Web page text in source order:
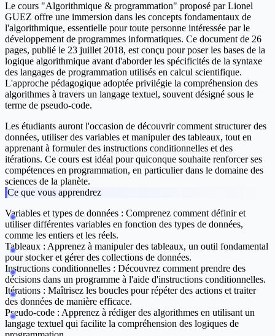
Le cours "Algorithmique & programmation" proposé par Lionel
GUEZ offre une immersion dans les concepts fondamentaux de
l'algorithmique, essentielle pour toute personne intéressée par le
développement de programmes informatiques. Ce document de 26
pages, publié le 23 juillet 2018, est conçu pour poser les bases de la
logique algorithmique avant d'aborder les spécificités de la syntaxe
des langages de programmation utilisés en calcul scientifique.
L'approche pédagogique adoptée privilégie la compréhension des
algorithmes à travers un langage textuel, souvent désigné sous le
terme de pseudo-code.
Les étudiants auront l'occasion de découvrir comment structurer des
données, utiliser des variables et manipuler des tableaux, tout en
apprenant à formuler des instructions conditionnelles et des
itérations. Ce cours est idéal pour quiconque souhaite renforcer ses
compétences en programmation, en particulier dans le domaine des
sciences de la planète.
Ce que vous apprendrez
Variables et types de données : Comprenez comment définir et
utiliser différentes variables en fonction des types de données,
comme les entiers et les réels.
Tableaux : Apprenez à manipuler des tableaux, un outil fondamental
pour stocker et gérer des collections de données.
Instructions conditionnelles : Découvrez comment prendre des
décisions dans un programme à l'aide d'instructions conditionnelles.
Itérations : Maîtrisez les boucles pour répéter des actions et traiter
des données de manière efficace.
Pseudo-code : Apprenez à rédiger des algorithmes en utilisant un
langage textuel qui facilite la compréhension des logiques de